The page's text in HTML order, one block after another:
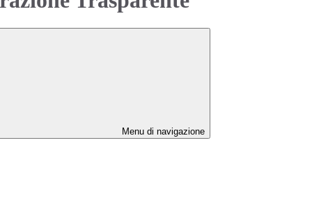
Menu di navigazione